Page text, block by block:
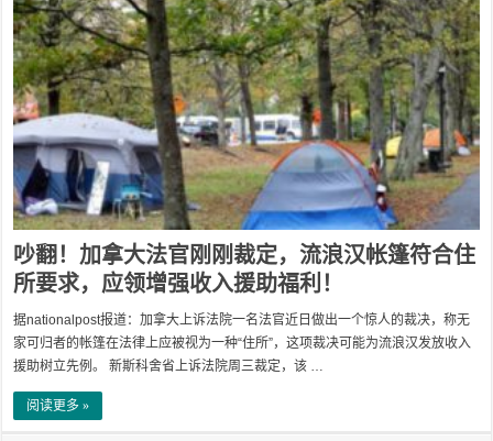
吵翻！加拿大法官刚刚裁定，流浪汉帐篷符合住
所要求，应领增强收入援助福利！
据nationalpost报道：加拿大上诉法院一名法官近日做出一个惊人的裁决，称无
家可归者的帐篷在法律上应被视为一种“住所”，这项裁决可能为流浪汉发放收入
援助树立先例。 新斯科舍省上诉法院周三裁定，该 …
阅读更多 »